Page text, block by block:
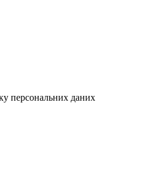
персональних даних